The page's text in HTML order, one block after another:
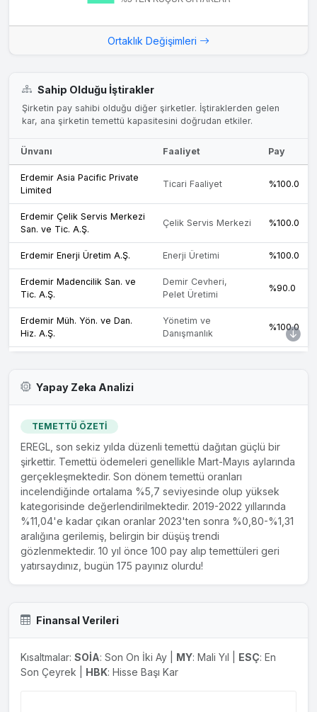
milyon dolar katkı yapacak. Üstelik rezervin ömrü 35 yıl!
#EREGL iştirakinin Bingöl-Avnik demir madeni sahasında
250-300 milyon ton demir cevheri keşfedildi. Bu sahada
550 milyon dolar yatırım ile pelet üretim tesisi kurulacak. Bu
bekleniyor.
Kümaş Manyezit Sanayi A.Ş. Hisse Bedeli Uyarlaması
Hakkında
Ortaklık Değişimleri
Sahip Olduğu İştirakler
Şirketin pay sahibi olduğu diğer şirketler. İştiraklerden gelen
kar, ana şirketin temettü kapasitesini doğrudan etkiler.
Ünvanı Faaliyet Pay
Erdemir Asia Pacific Private
Limited
Ticari Faaliyet %100.0
Erdemir Çelik Servis Merkezi
San. ve Tic. A.Ş.
Çelik Servis Merkezi %100.0
Erdemir Enerji Üretim A.Ş. Enerji Üretimi %100.0
Erdemir Madencilik San. ve
Tic. A.Ş.
Demir Cevheri,
Pelet Üretimi
%90.0
Erdemir Müh. Yön. ve Dan.
Hiz. A.Ş.
Yönetim ve
Danışmanlık
%100.0
İsdemir Linde Gaz Ortaklığı
İskenderun Demir ve Çelik
A.Ş.
Kümaş Manyezit Sanayi A.Ş. Endüstriyel Ürünler %100.0
Yapay Zeka Analizi
TEMETTÜ ÖZETİ
EREGL, son sekiz yılda düzenli temettü dağıtan güçlü bir
şirkettir. Temettü ödemeleri genellikle Mart-Mayıs aylarında
gerçekleşmektedir. Son dönem temettü oranları
incelendiğinde ortalama %5,7 seviyesinde olup yüksek
kategorisinde değerlendirilmektedir. 2019-2022 yıllarında
%11,04'e kadar çıkan oranlar 2023'ten sonra %0,80-%1,31
aralığına gerilemiş, belirgin bir düşüş trendi
gözlenmektedir. 10 yıl önce 100 pay alıp temettüleri geri
yatırsaydınız, bugün 175 payınız olurdu!
Finansal Verileri
Kısaltmalar: SOİA: Son On İki Ay | MY: Mali Yıl | ESÇ: En
Son Çeyrek | HBK: Hisse Başı Kar